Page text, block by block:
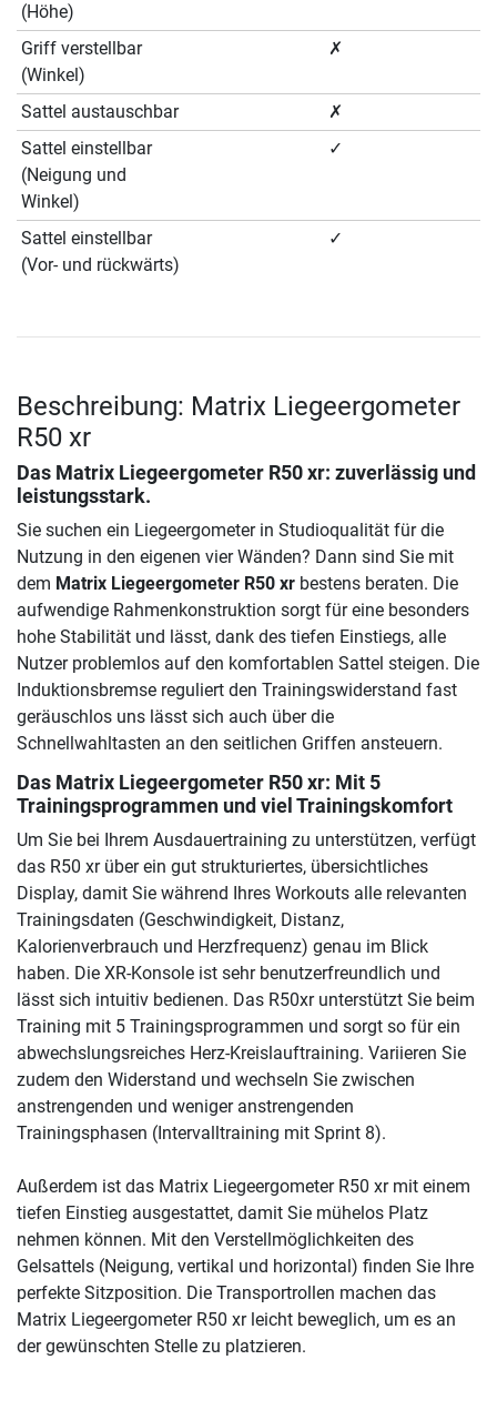
(Höhe)
Griff verstellbar
(Winkel)
✗
Sattel austauschbar
✗
Sattel einstellbar
(Neigung und
Winkel)
✓
Sattel einstellbar
(Vor- und rückwärts)
✓
Beschreibung: Matrix Liegeergometer
R50 xr
Das Matrix Liegeergometer R50 xr: zuverlässig und
leistungsstark.
Sie suchen ein Liegeergometer in Studioqualität für die
Nutzung in den eigenen vier Wänden? Dann sind Sie mit
dem Matrix Liegeergometer R50 xr bestens beraten. Die
aufwendige Rahmenkonstruktion sorgt für eine besonders
hohe Stabilität und lässt, dank des tiefen Einstiegs, alle
Nutzer problemlos auf den komfortablen Sattel steigen. Die
Induktionsbremse reguliert den Trainingswiderstand fast
geräuschlos uns lässt sich auch über die
Schnellwahltasten an den seitlichen Griffen ansteuern.
Das Matrix Liegeergometer R50 xr: Mit 5
Trainingsprogrammen und viel Trainingskomfort
Um Sie bei Ihrem Ausdauertraining zu unterstützen, verfügt
das R50 xr über ein gut strukturiertes, übersichtliches
Display, damit Sie während Ihres Workouts alle relevanten
Trainingsdaten (Geschwindigkeit, Distanz,
Kalorienverbrauch und Herzfrequenz) genau im Blick
haben. Die XR-Konsole ist sehr benutzerfreundlich und
lässt sich intuitiv bedienen. Das R50xr unterstützt Sie beim
Training mit 5 Trainingsprogrammen und sorgt so für ein
abwechslungsreiches Herz-Kreislauftraining. Variieren Sie
zudem den Widerstand und wechseln Sie zwischen
anstrengenden und weniger anstrengenden
Trainingsphasen (Intervalltraining mit Sprint 8).
Außerdem ist das Matrix Liegeergometer R50 xr mit einem
tiefen Einstieg ausgestattet, damit Sie mühelos Platz
nehmen können. Mit den Verstellmöglichkeiten des
Gelsattels (Neigung, vertikal und horizontal) finden Sie Ihre
perfekte Sitzposition. Die Transportrollen machen das
Matrix Liegeergometer R50 xr leicht beweglich, um es an
der gewünschten Stelle zu platzieren.